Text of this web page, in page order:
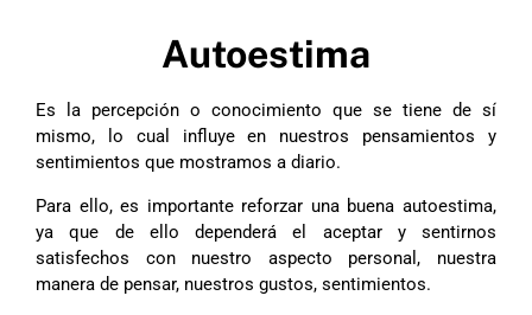
Autoestima
Es la percepción o conocimiento que se tiene de sí
mismo, lo cual influye en nuestros pensamientos y
sentimientos que mostramos a diario.
Para ello, es importante reforzar una buena autoestima,
ya que de ello dependerá el aceptar y sentirnos
satisfechos con nuestro aspecto personal, nuestra
manera de pensar, nuestros gustos, sentimientos.